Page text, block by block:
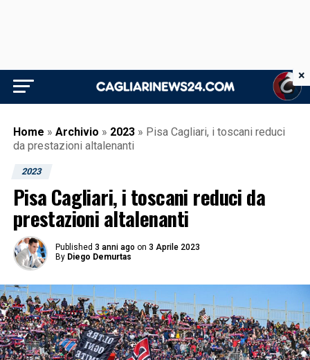
Home » Archivio » 2023 » Pisa Cagliari, i toscani reduci
da prestazioni altalenanti
2023
Pisa Cagliari, i toscani reduci da
prestazioni altalenanti
Published 3 anni ago on 3 Aprile 2023
By Diego Demurtas
×